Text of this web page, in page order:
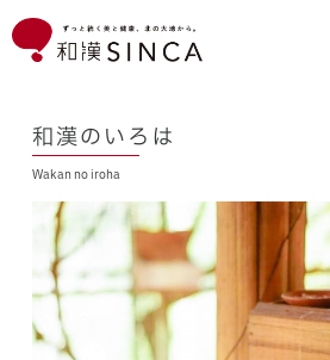
ブランド
こだわり素材
ニュース
和漢のいろは
Wakan no iroha